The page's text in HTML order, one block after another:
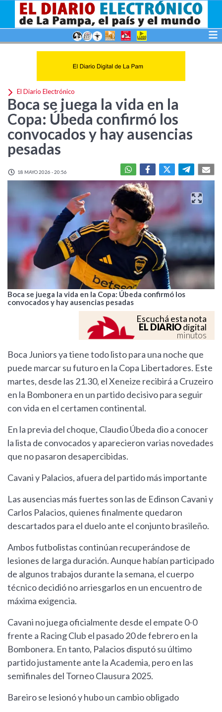
El Diario Electrónico
Boca se juega la vida en la
Copa: Úbeda confirmó los
convocados y hay ausencias
pesadas
18 MAYO 2026 - 20:56
Boca se juega la vida en la Copa: Úbeda confirmó los
convocados y hay ausencias pesadas
Escuchá esta nota
EL DIARIOdigital
minutos
Boca Juniors ya tiene todo listo para una noche que
puede marcar su futuro en la Copa Libertadores. Este
martes, desde las 21.30, el Xeneize recibirá a Cruzeiro
en la Bombonera en un partido decisivo para seguir
con vida en el certamen continental.
En la previa del choque, Claudio Úbeda dio a conocer
la lista de convocados y aparecieron varias novedades
que no pasaron desapercibidas.
Cavani y Palacios, afuera del partido más importante
Las ausencias más fuertes son las de Edinson Cavani y
Carlos Palacios, quienes finalmente quedaron
descartados para el duelo ante el conjunto brasileño.
Ambos futbolistas continúan recuperándose de
lesiones de larga duración. Aunque habían participado
de algunos trabajos durante la semana, el cuerpo
técnico decidió no arriesgarlos en un encuentro de
máxima exigencia.
Cavani no juega oficialmente desde el empate 0-0
frente a Racing Club el pasado 20 de febrero en la
Bombonera. En tanto, Palacios disputó su último
partido justamente ante la Academia, pero en las
semifinales del Torneo Clausura 2025.
Bareiro se lesionó y hubo un cambio obligado